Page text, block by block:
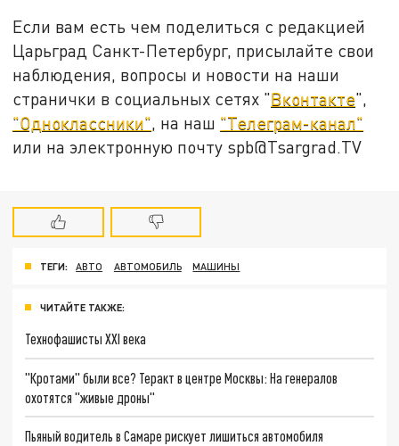
Если вам есть чем поделиться с редакцией
Царьград Санкт-Петербург, присылайте свои
наблюдения, вопросы и новости на наши
странички в социальных сетях "Вконтакте",
"Одноклассники" , на наш "Телеграм-канал"
или на электронную почту spb@Tsargrad.TV
ТЕГИ: АВТО АВТОМОБИЛЬ МАШИНЫ
ЧИТАЙТЕ ТАКЖЕ:
Технофашисты XXI века
"Кротами" были все? Теракт в центре Москвы: На генералов
охотятся "живые дроны"
Пьяный водитель в Самаре рискует лишиться автомобиля